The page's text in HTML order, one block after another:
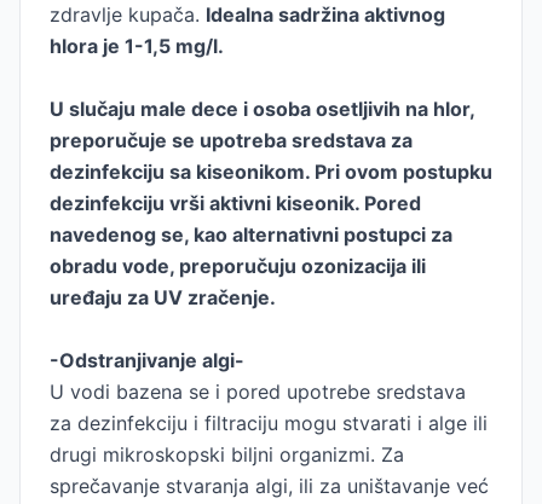
zdravlje kupača. Idealna sadržina aktivnog
hlora je 1-1,5 mg/l.
U slučaju male dece i osoba osetljivih na hlor,
preporučuje se upotreba sredstava za
dezinfekciju sa kiseonikom. Pri ovom postupku
dezinfekciju vrši aktivni kiseonik. Pored
navedenog se, kao alternativni postupci za
obradu vode, preporučuju ozonizacija ili
uređaju za UV zračenje.
-Odstranjivanje algi-
U vodi bazena se i pored upotrebe sredstava
za dezinfekciju i filtraciju mogu stvarati i alge ili
drugi mikroskopski biljni organizmi. Za
sprečavanje stvaranja algi, ili za uništavanje već